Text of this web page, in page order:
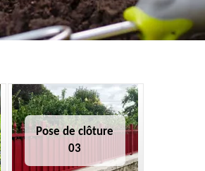
Pose de clôture
03